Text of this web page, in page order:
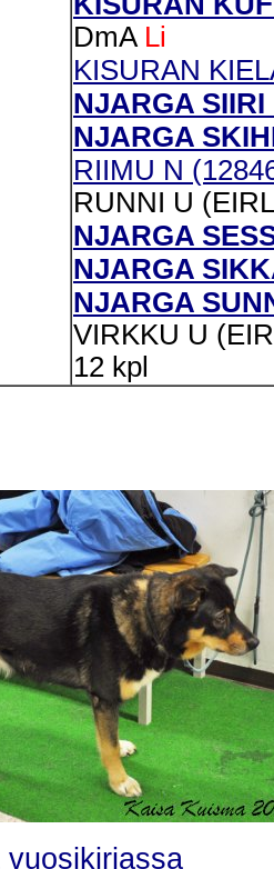
DmA Li
KISURAN
NJARGA SIIRI
NJARGA
RIIMU N
RUNNI U
NJARGA
NJARGA
NJARGA
VIRKKU U
12 kpl
vuosikirjassa